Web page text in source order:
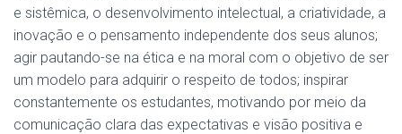
e sistêmica, o desenvolvimento intelectual, a criatividade, a
inovação e o pensamento independente dos seus alunos;
agir pautando-se na ética e na moral com o objetivo de ser
um modelo para adquirir o respeito de todos; inspirar
constantemente os estudantes, motivando por meio da
comunicação clara das expectativas e visão positiva e